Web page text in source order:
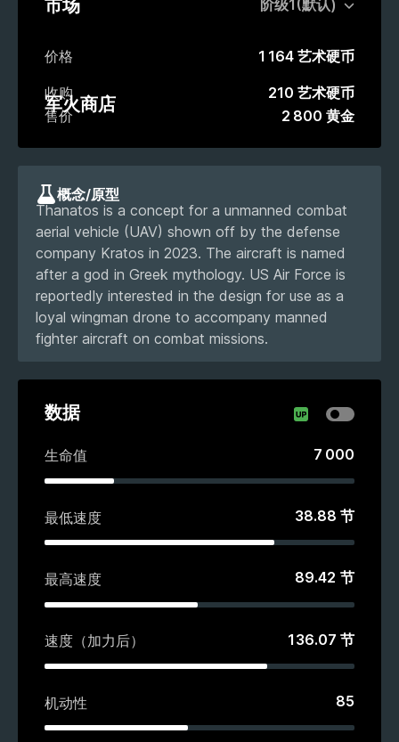
市场
价格 1 164 艺术硬币
收购 210 艺术硬币
军火商店
售价 2 800 黄金
概念/原型
Thanatos is a concept for a unmanned combat
aerial vehicle (UAV) shown off by the defense
company Kratos in 2023. The aircraft is named
after a god in Greek mythology. US Air Force is
reportedly interested in the design for use as a
loyal wingman drone to accompany manned
fighter aircraft on combat missions.
数据
生命值 7 000
最低速度 38.88 节
最高速度 89.42 节
速度（加力后） 136.07 节
机动性 85